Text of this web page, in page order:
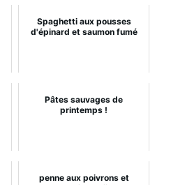
Spaghetti aux pousses
d'épinard et saumon fumé
Pâtes sauvages de
printemps !
penne aux poivrons et